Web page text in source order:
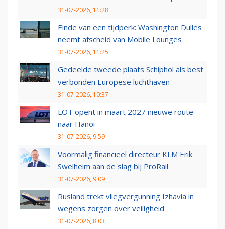
31-07-2026, 11:28
Einde van een tijdperk: Washington Dulles
neemt afscheid van Mobile Lounges
31-07-2026, 11:25
Gedeelde tweede plaats Schiphol als best
verbonden Europese luchthaven
31-07-2026, 10:37
LOT opent in maart 2027 nieuwe route
naar Hanoi
31-07-2026, 9:59
Voormalig financieel directeur KLM Erik
Swelheim aan de slag bij ProRail
31-07-2026, 9:09
Rusland trekt vliegvergunning Izhavia in
wegens zorgen over veiligheid
31-07-2026, 8:03